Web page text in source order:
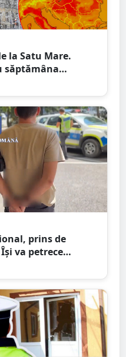
la Satu Mare.
săptămâna
prins de
va petrece